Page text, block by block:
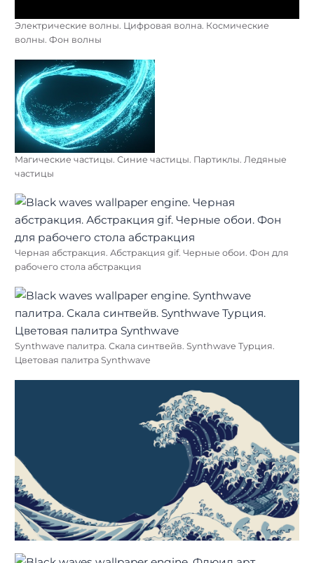
Электрические волны. Цифровая волна. Космические
волны. Фон волны
Магические частицы. Синие частицы. Партиклы. Ледяные
частицы
Черная абстракция. Абстракция gif. Черные обои. Фон для
рабочего стола абстракция
Synthwave палитра. Скала синтвейв. Synthwave Турция.
Цветовая палитра Synthwave
Найти: